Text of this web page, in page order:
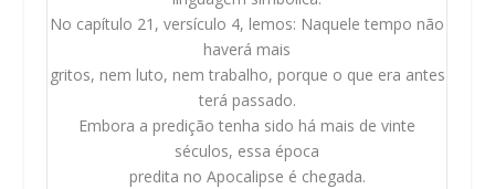
No capítulo 21, versículo 4, lemos: Naquele tempo não
haverá mais
gritos, nem luto, nem trabalho, porque o que era antes
terá passado.
Embora a predição tenha sido há mais de vinte
séculos, essa época
predita no Apocalipse é chegada.